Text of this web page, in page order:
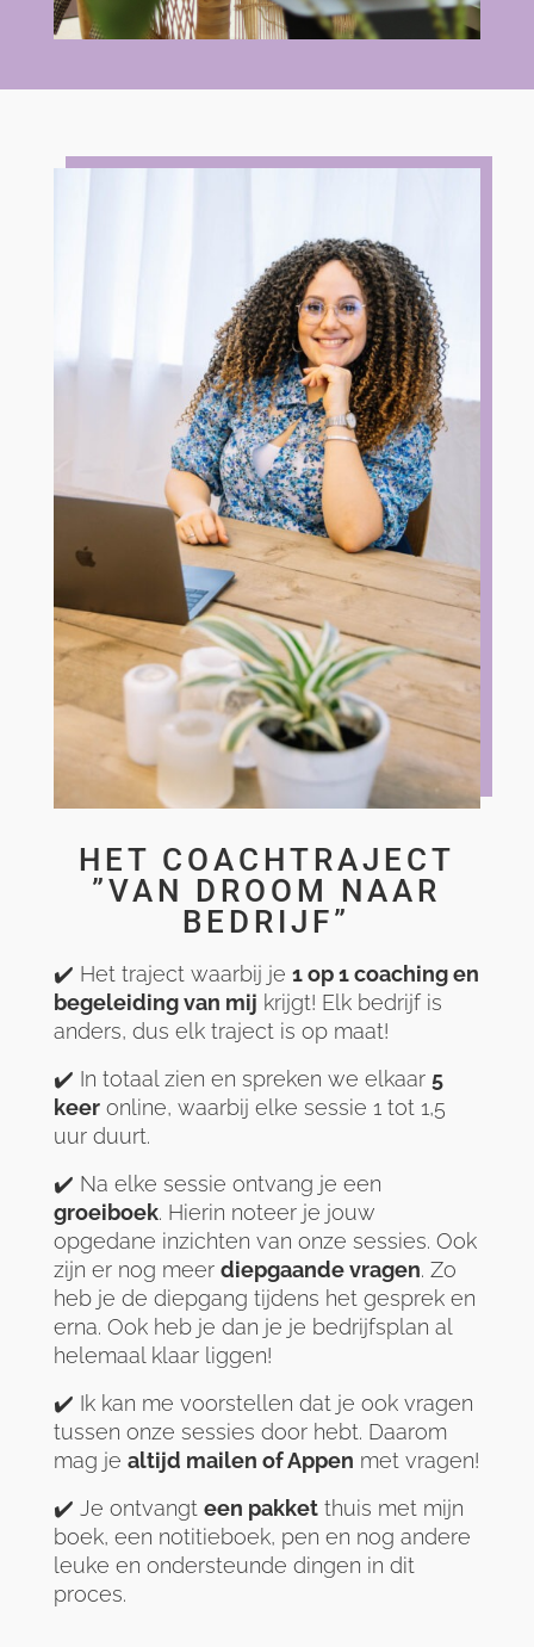
HET COACHTRAJECT
”VAN DROOM NAAR
BEDRIJF”
✔️ Het traject waarbij je 1 op 1 coaching en
begeleiding van mij krijgt! Elk bedrijf is
anders, dus elk traject is op maat!
✔️ In totaal zien en spreken we elkaar 5
keeronline, waarbij elke sessie 1 tot 1,5
uur duurt.
✔️ Na elke sessie ontvang je een
groeiboek. Hierin noteer je jouw
opgedane inzichten van onze sessies. Ook
zijn er nog meer diepgaande vragen. Zo
heb je de diepgang tijdens het gesprek en
erna. Ook heb je dan je je bedrijfsplan al
helemaal klaar liggen!
✔️ Ik kan me voorstellen dat je ook vragen
tussen onze sessies door hebt. Daarom
mag je altijd mailen of Appen met vragen!
✔️ Je ontvangt een pakketthuis met mijn
boek, een notitieboek, pen en nog andere
leuke en ondersteunde dingen in dit
proces.